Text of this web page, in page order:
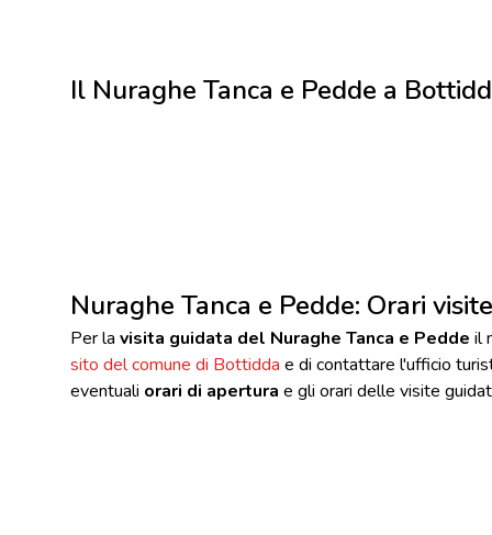
Il Nuraghe Tanca e Pedde a
Nuraghe Tanca e Pedde: Orari
Per la visita guidata del Nuraghe Tanca e Pedde il
sito del comune di Bottidda e di contattare l'ufficio
eventuali orari di apertura e gli orari delle visite